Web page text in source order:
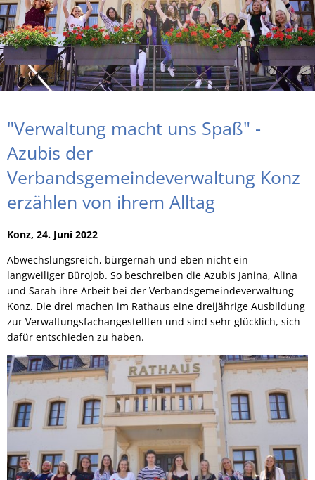
"Verwaltung macht uns Spaß" -
Azubis der
Verbandsgemeindeverwaltung Konz
erzählen von ihrem Alltag
Konz, 24. Juni 2022
Abwechslungsreich, bürgernah und eben nicht ein
langweiliger Bürojob. So beschreiben die Azubis Janina, Alina
und Sarah ihre Arbeit bei der Verbandsgemeindeverwaltung
Konz. Die drei machen im Rathaus eine dreijährige Ausbildung
zur Verwaltungsfachangestellten und sind sehr glücklich, sich
dafür entschieden zu haben.